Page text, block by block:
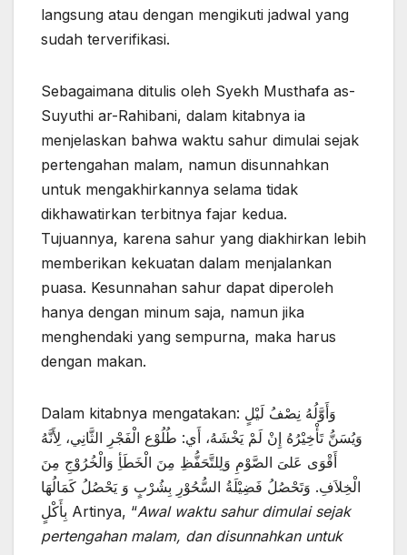
langsung atau dengan mengikuti jadwal yang
sudah terverifikasi.
Sebagaimana ditulis oleh Syekh Musthafa as-
Suyuthi ar-Rahibani, dalam kitabnya ia
menjelaskan bahwa waktu sahur dimulai sejak
pertengahan malam, namun disunnahkan
untuk mengakhirkannya selama tidak
dikhawatirkan terbitnya fajar kedua.
Tujuannya, karena sahur yang diakhirkan lebih
memberikan kekuatan dalam menjalankan
puasa. Kesunnahan sahur dapat diperoleh
hanya dengan minum saja, namun jika
menghendaki yang sempurna, maka harus
dengan makan.
Dalam kitabnya mengatakan: وَأَوَّلُهُ نِصْفُ لَيْلٍ
وَيُسَنُّ تَأْخِيْرُهُ إِنْ لَمْ يَخْشَهُ، أَي: طُلُوْع الْفَجْرِ الثَّانِي، لِأَنَّهُ
أَقْوَى عَلىَ الصَّوْمِ وَلِلتَّحَفُّظِ مِنَ الْخَطَأِ وَالْخُرُوْجِ مِنَ
الْخِلاَفِ. وَتَحْصُلُ فَضِيْلَةُ السُّحُوْرِ بِشُرْبٍ وَ يَحْصُلُ كَمَالُهَا
بِأَكْلٍ Artinya, “Awal waktu sahur dimulai sejak
pertengahan malam, dan disunnahkan untuk